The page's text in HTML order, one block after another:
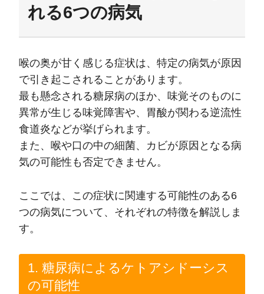
れる6つの病気
喉の奥が甘く感じる症状は、特定の病気が原因
で引き起こされることがあります。
最も懸念される糖尿病のほか、味覚そのものに
異常が生じる味覚障害や、胃酸が関わる逆流性
食道炎などが挙げられます。
また、喉や口の中の細菌、カビが原因となる病
気の可能性も否定できません。
ここでは、この症状に関連する可能性のある6
つの病気について、それぞれの特徴を解説しま
す。
1. 糖尿病によるケトアシドーシス
の可能性